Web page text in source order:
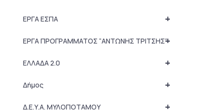
+
ΕΡΓΑ ΕΣΠΑ
+
ΕΡΓΑ ΠΡΟΓΡΑΜΜΑΤΟΣ “ΑΝΤΩΝΗΣ ΤΡΙΤΣΗΣ”
+
ΕΛΛΑΔΑ 2.0
+
Δήμος
+
Δ.Ε.Υ.Α. ΜΥΛΟΠΟΤΑΜΟΥ